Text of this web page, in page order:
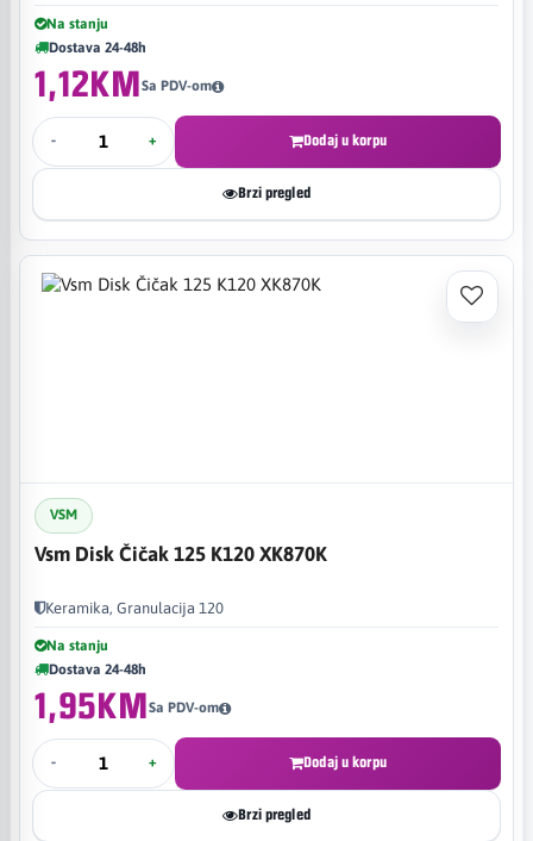
Na stanju
Dostava 24-48h
1,12KMSa PDV-om
- + Dodaj u korpu
Brzi pregled
VSM
Vsm Disk Čičak 125 K120 XK870K
Keramika, Granulacija 120
Na stanju
Dostava 24-48h
1,95KMSa PDV-om
- + Dodaj u korpu
Brzi pregled